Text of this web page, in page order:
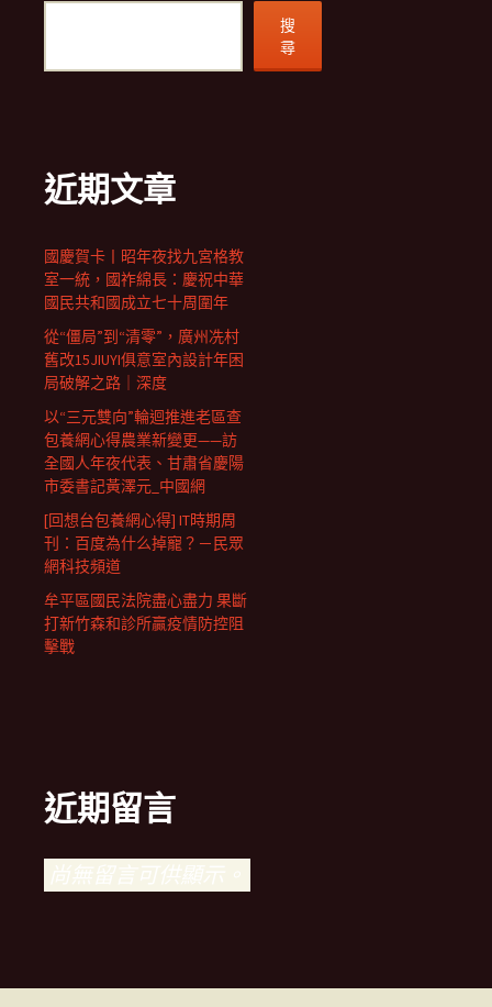
搜
尋
近期文章
國慶賀卡丨昭年夜找九宮格教
室一統，國祚綿長：慶祝中華
國民共和國成立七十周圍年
從“僵局”到“清零”，廣州冼村
舊改15JIUYI俱意室內設計年困
局破解之路｜深度
以“三元雙向”輪迴推進老區查
包養網心得農業新變更——訪
全國人年夜代表、甘肅省慶陽
市委書記黃澤元_中國網
[回想台包養網心得] IT時期周
刊：百度為什么掉寵？－民眾
網科技頻道
牟平區國民法院盡心盡力 果斷
打新竹森和診所贏疫情防控阻
擊戰
近期留言
尚無留言可供顯示。